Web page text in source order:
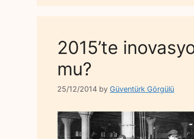
2015’te
mu?
25/12/2014 by Güventürk Görgülü